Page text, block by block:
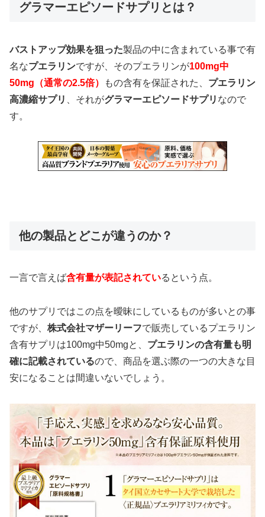
グラマーエピソードサプリとは？
バストアップ効果を狙った製品の中に含まれている事で有
名なプエラリンですが、そのプエラリンが100mg中
50mg（通常の2.5倍）
もの含有を保証された、 プエラリン
高濃縮サプリ
、それがグラマーエピソードサプリ なので
す。
他の製品とどこが違うのか？
一言で言えば含有量が表記されているという点。
他のサプリではこの点を曖昧にしているものが多いとの事
ですが、 株式会社マザーリーフで販売しているプエラリン
含有サプリは100mg中50mgと、 プエラリンの含有量も明
確に記載されているので、商品を選ぶ際の一つの大きな目
安になることは間違いないでしょう。